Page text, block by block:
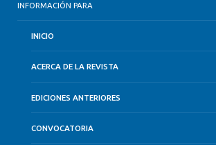
INFORMACIÓN PARA
INICIO
ACERCA DE LA REVISTA
EDICIONES ANTERIORES
CONVOCATORIA